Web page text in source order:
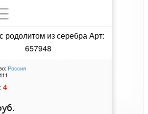
родолитом из серебра Арт:
657948
Россия
4